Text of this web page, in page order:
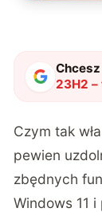
23H2
Czym tak
pewien
zbędnych
Windows 11